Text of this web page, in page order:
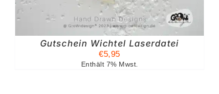
Gutschein Wichtel Laserdatei
€5,95
Enthält 7% Mwst.